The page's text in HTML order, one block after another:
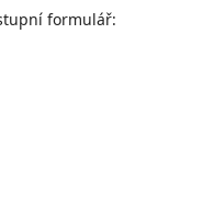
formulář: